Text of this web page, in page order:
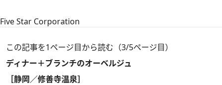
Five Star Corporation
この記事を1ページ目から読む（3/5ページ目）
ディナー＋ブランチのオーベルジュ
［静岡／修善寺温泉］